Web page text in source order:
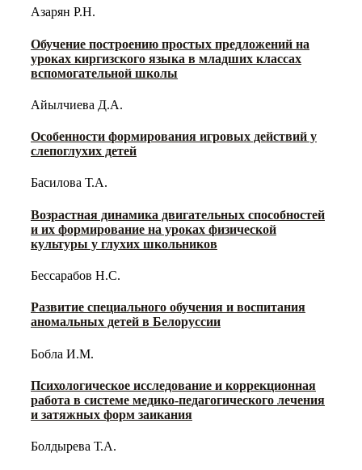
Азарян Р.Н.
Обучение построению простых предложений на
уроках киргизского языка в младших классах
вспомогательной школы
Айылчиева Д.А.
Особенности формирования игровых действий у
слепоглухих детей
Басилова Т.А.
Возрастная динамика двигательных способностей
и их формирование на уроках физической
культуры у глухих школьников
Бессарабов Н.С.
Развитие специального обучения и воспитания
аномальных детей в Белоруссии
Бобла И.М.
Психологическое исследование и коррекционная
работа в системе медико-педагогического лечения
и затяжных форм заикания
Болдырева Т.А.